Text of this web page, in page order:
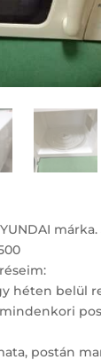
márka.
héten belül
postán